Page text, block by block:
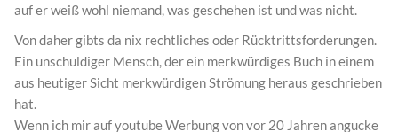
auf er weiß wohl niemand, was geschehen ist und was nicht.
Von daher gibts da nix rechtliches oder Rücktrittsforderungen.
Ein unschuldiger Mensch, der ein merkwürdiges Buch in einem
aus heutiger Sicht merkwürdigen Strömung heraus geschrieben
hat.
Wenn ich mir auf youtube Werbung von vor 20 Jahren angucke